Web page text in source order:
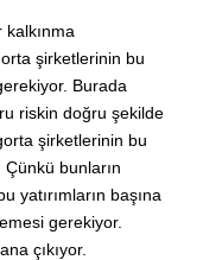
şirketlerinin bu
Burada
riskin doğru şekilde
şirketlerinin bu
Çünkü bunların
yatırımların başına
gerekiyor.
çıkıyor.